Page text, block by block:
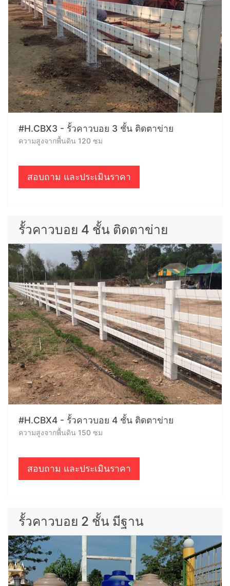
#H.CBX3 - รั้วคาวบอย 3 ชั้น ติดตาข่าย
ความสูงจากพื้นดิน 120 ซม
สอบถาม และประเมินราคา
รั้วคาวบอย 4 ชั้น ติดตาข่าย
#H.CBX4 - รั้วคาวบอย 4 ชั้น ติดตาข่าย
ความสูงจากพื้นดิน 150 ซม
สอบถาม และประเมินราคา
รั้วคาวบอย 2 ชั้น มีฐาน